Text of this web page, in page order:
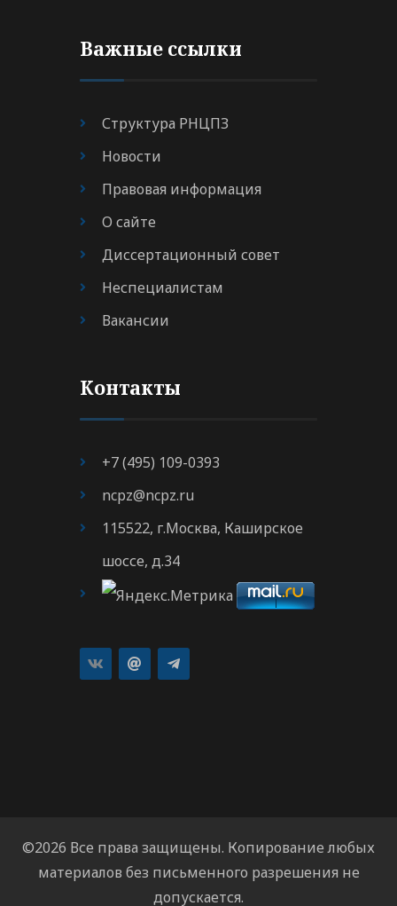
Важные ссылки
Структура РНЦПЗ
Новости
Правовая информация
О сайте
Диссертационный совет
Неспециалистам
Вакансии
Контакты
+7 (495) 109-0393
ncpz@ncpz.ru
115522, г.Москва, Каширское
шоссе, д.34
©2026 Все права защищены. Копирование любых
материалов без письменного разрешения не
допускается.